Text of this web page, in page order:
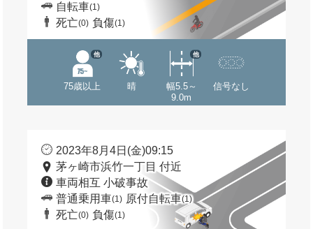
自転車(1)
死亡(0) 負傷(1)
75歳以上
他
晴
幅5.5～
9.0m
他
信号なし
2023年8月4日(金)09:15
茅ヶ崎市浜竹一丁目 付近
車両相互 小破事故
普通乗用車(1) 原付自転車(1)
死亡(0) 負傷(1)